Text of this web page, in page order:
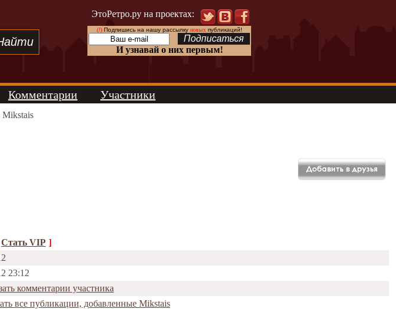
ЭтоРетро.ру на проектах:
(!)Подпишись на нашу рассылку новыхпубликаций!
И узнавай о них первым!
Комментарии Участники
Стать VIP ]
23:12
комментарии участника
все публикации, добавленные Mikstais